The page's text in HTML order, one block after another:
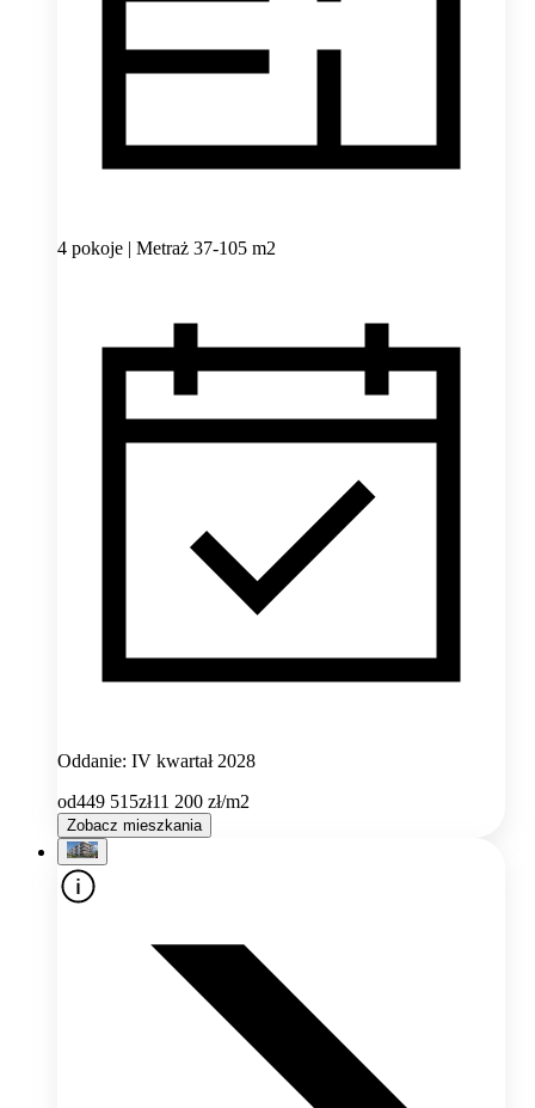
4 pokoje | Metraż 37-105 m2
Oddanie: IV kwartał 2028
od449 515zł11 200 zł/m2
Zobacz mieszkania